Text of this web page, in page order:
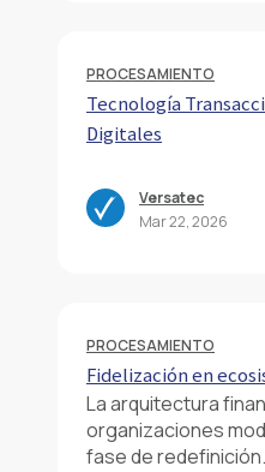
PROCESAMIENTO
Tecnología
Digitales
Versatec
Mar 22, 2026
PROCESAMIENTO
Fidelización en
La arquitectura
organizaciones
fase de